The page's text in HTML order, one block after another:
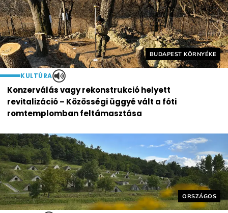
Helyszín címkék:
BUDAPEST KÖRNYÉKE
KULTÚRA
Konzerválás vagy rekonstrukció helyett
revitalizáció – Közösségi üggyé vált a fóti
romtemplomban feltámasztása
Helyszín
ORSZÁGOS